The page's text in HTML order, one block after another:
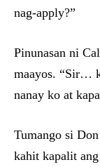
nag-apply?”
Pinunasan ni
maayos. “Sir…
nanay ko at
Tumango si
kahit kapalit